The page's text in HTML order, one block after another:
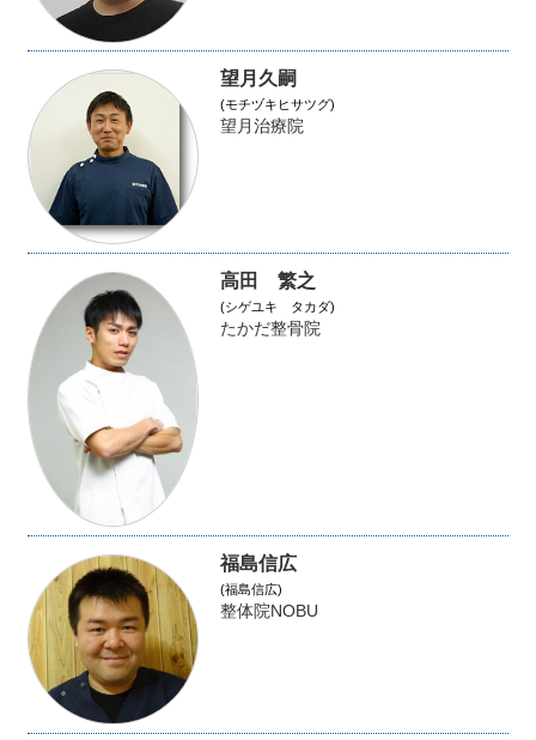
望月久嗣
(モチヅキヒサツグ)
望月治療院
高田 繁之
(シゲユキ タカダ)
たかだ整骨院
福島信広
(福島信広)
整体院NOBU